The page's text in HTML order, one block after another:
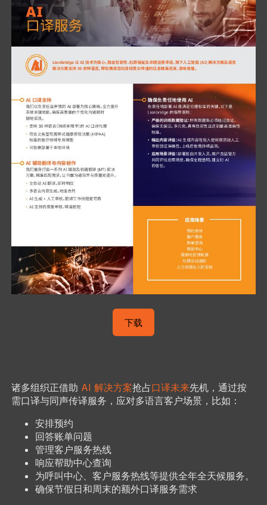
下载
诸多组织正借助 AI 解决方案抢占口译未来先机，通过按
需口译与同声传译服务，应对多语言客户场景，比如：
安排预约
回答账单问题
管理客户服务热线
响应帮助中心查询
为呼叫中心、客户服务热线等提供全年全天候服务。
确保节假日和周末的额外口译服务需求